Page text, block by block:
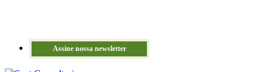
Assine nossa newsletter